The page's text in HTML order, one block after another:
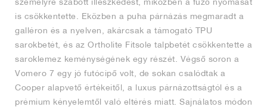
is csökkentette. Eközben a puha párnázás megmaradt a
galléron és a nyelven, akárcsak a támogató TPU
sarokbetét, és az Ortholite Fitsole talpbetét csökkentette a
saroklemez keménységének egy részét. Végső soron a
Vomero 7 egy jó futócipő volt, de sokan csalódtak a
Cooper alapvető értékeitől, a luxus párnázottságtól és a
prémium kényelemtől való eltérés miatt. Sajnálatos módon